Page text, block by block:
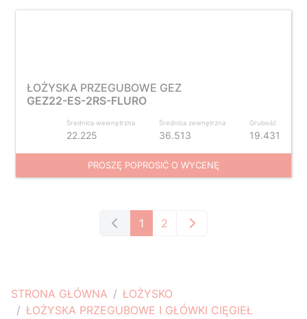
STRONA GŁÓWNA
ŁOŻYSKO
ŁOŻYSKA PRZEGUBOWE I GŁÓWKI CIĘGIEŁ
ŁOŻYSKA PRZEGUBOWE GEZ
GEZ22-ES-2RS-FLURO
Średnica wewnętrzna
22.225
Średnica zewnętrzna
36.513
Grubość
19.431
PROSZĘ POPROSIĆ O WYCENĘ
1 2